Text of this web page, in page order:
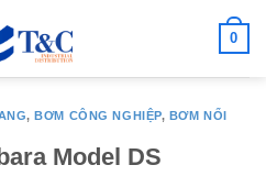
0
,BƠM CÔNG NGHIỆP, BƠM NỔI
Model DS